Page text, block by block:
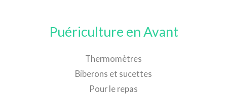
Puériculture en Avant
Thermomètres
Biberons et sucettes
Pour le repas